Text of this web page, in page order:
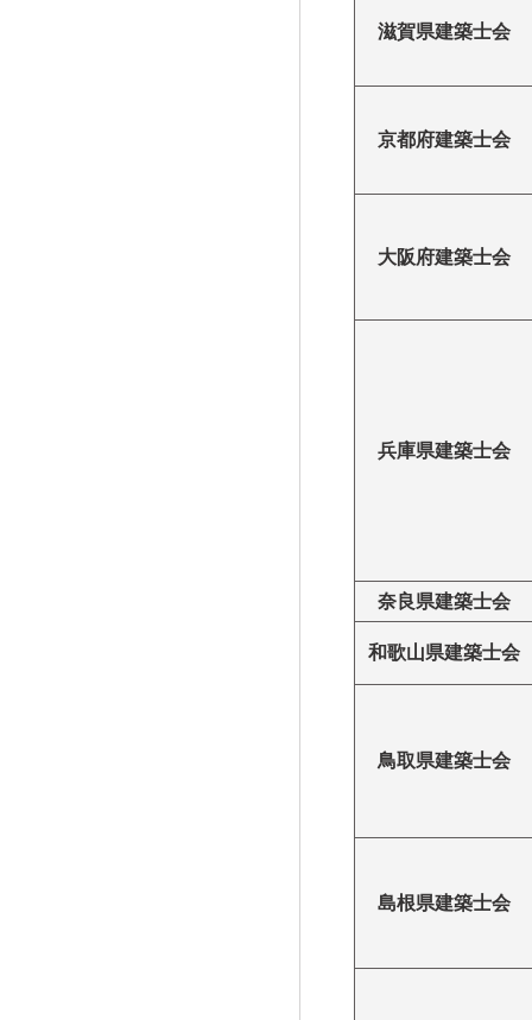
滋賀県建築士会
京都府建築士会
大阪府建築士会
兵庫県建築士会
奈良県建築士会
和歌山県建築士会
鳥取県建築士会
島根県建築士会